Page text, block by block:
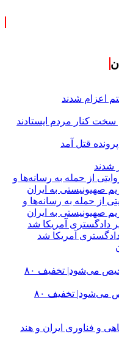
کنار مردم ایستادند
قتل آمد
از حمله به رسانه‌ها و
صهیونیستی به ایران
آمریکا شد
کانتینرهای ایرانی در بندر کراچی ترخیص می‌شود| تخفیف ۸۰
و فناوری ایران و هند